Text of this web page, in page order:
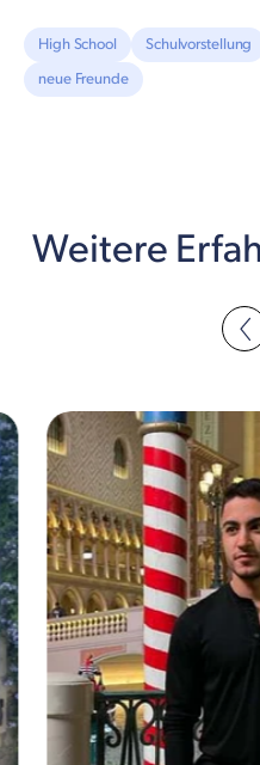
High School Schulvorstellung
neue Freunde
Weitere